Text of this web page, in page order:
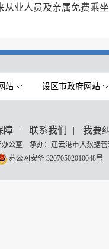
从业人员及亲属免费乘
站 设区市政府网站
障 | 联系我们 | 我要
办公室 承办：连云港市大数据
苏公网安备 32070502010048号